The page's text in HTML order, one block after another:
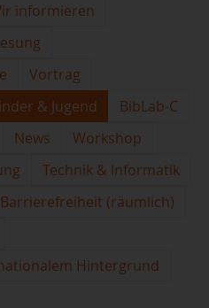
informieren
Vortrag
& Jugend
BibLab-C
News
Workshop
Technik & Informatik
Barrierefreiheit (räumlich)
Hintergrund